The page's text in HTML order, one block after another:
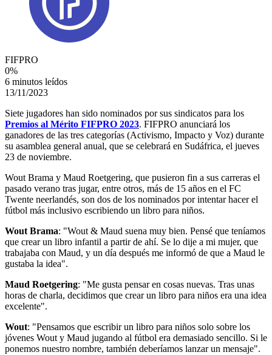
FIFPRO
0%
6 minutos leídos
13/11/2023
Siete jugadores han sido nominados por sus sindicatos para los
Premios al Mérito FIFPRO 2023. FIFPRO anunciará los
ganadores de las tres categorías (Activismo, Impacto y Voz) durante
su asamblea general anual, que se celebrará en Sudáfrica, el jueves
23 de noviembre.
Wout Brama y Maud Roetgering, que pusieron fin a sus carreras el
pasado verano tras jugar, entre otros, más de 15 años en el FC
Twente neerlandés, son dos de los nominados por intentar hacer el
fútbol más inclusivo escribiendo un libro para niños.
Wout Brama: "Wout & Maud suena muy bien. Pensé que teníamos
que crear un libro infantil a partir de ahí. Se lo dije a mi mujer, que
trabajaba con Maud, y un día después me informó de que a Maud le
gustaba la idea".
Maud Roetgering: "Me gusta pensar en cosas nuevas. Tras unas
horas de charla, decidimos que crear un libro para niños era una idea
excelente".
Wout: "Pensamos que escribir un libro para niños solo sobre los
jóvenes Wout y Maud jugando al fútbol era demasiado sencillo. Si le
ponemos nuestro nombre, también deberíamos lanzar un mensaje".